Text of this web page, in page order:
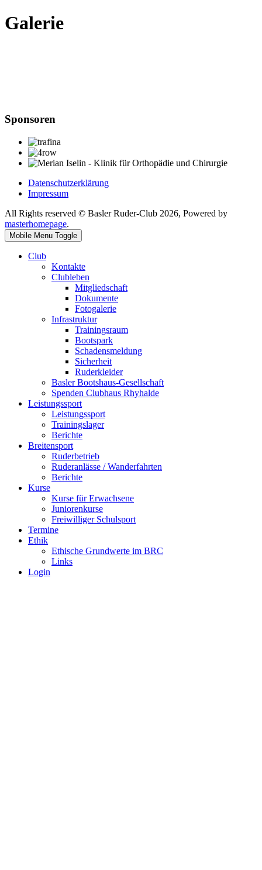
Galerie
Sponsoren
Datenschutzerklärung
Impressum
All Rights reserved © Basler Ruder-Club 2026, Powered by
masterhomepage.
Mobile Menu Toggle
Club
Kontakte
Clubleben
Mitgliedschaft
Dokumente
Fotogalerie
Infrastruktur
Trainingsraum
Bootspark
Schadensmeldung
Sicherheit
Ruderkleider
Basler Bootshaus-Gesellschaft
Spenden Clubhaus Rhyhalde
Leistungssport
Leistungssport
Trainingslager
Berichte
Breitensport
Ruderbetrieb
Ruderanlässe / Wanderfahrten
Berichte
Kurse
Kurse für Erwachsene
Juniorenkurse
Freiwilliger Schulsport
Termine
Ethik
Ethische Grundwerte im BRC
Links
Login